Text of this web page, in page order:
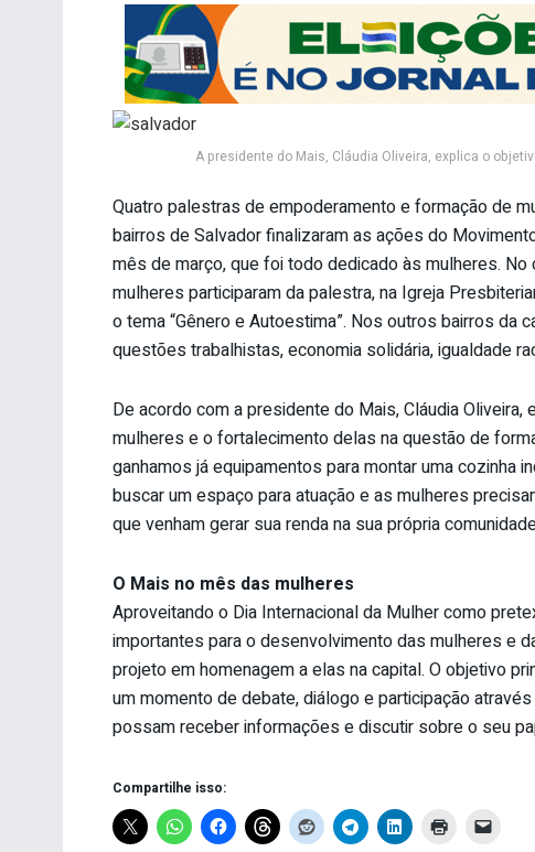
A presidente do Mais, Cláudia Oliveira, explica o
Quatro palestras de empoderamento e formação de
bairros de Salvador finalizaram as ações do
mês de março, que foi todo dedicado às mulheres.
mulheres participaram da palestra, na Igreja
o tema “Gênero e Autoestima”. Nos outros bairros
questões trabalhistas, economia solidária, igualdade
De acordo com a presidente do Mais, Cláudia
mulheres e o fortalecimento delas na questão de
ganhamos já equipamentos para montar uma cozinha
buscar um espaço para atuação e as mulheres
que venham gerar sua renda na sua própria
O Mais no mês das mulheres
Aproveitando o Dia Internacional da Mulher como
importantes para o desenvolvimento das mulheres e
projeto em homenagem a elas na capital. O objetivo
um momento de debate, diálogo e participação
possam receber informações e discutir sobre o seu
Compartilhe isso: